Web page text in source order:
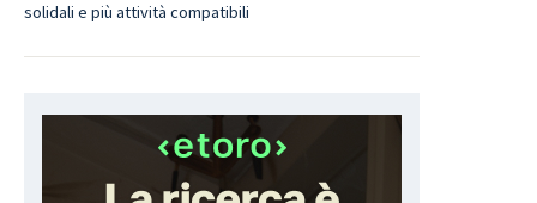
solidali e più attività compatibili